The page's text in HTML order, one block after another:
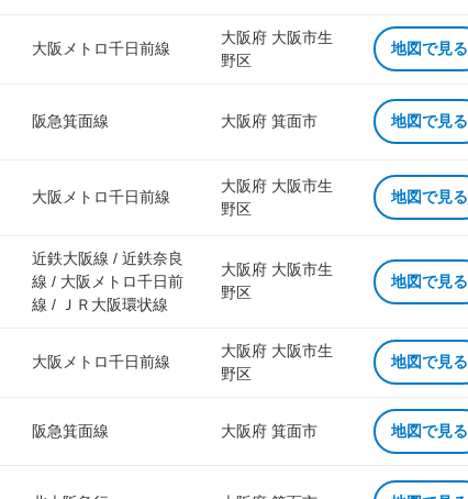
大阪メトロ千日前線
大阪府 大阪市生
野区
地図で見る
阪急箕面線 大阪府 箕面市 地図で見る
大阪メトロ千日前線
大阪府 大阪市生
野区
地図で見る
近鉄大阪線 / 近鉄奈良
線 / 大阪メトロ千日前
線 / ＪＲ大阪環状線
大阪府 大阪市生
野区
地図で見る
大阪メトロ千日前線
大阪府 大阪市生
野区
地図で見る
阪急箕面線 大阪府 箕面市 地図で見る